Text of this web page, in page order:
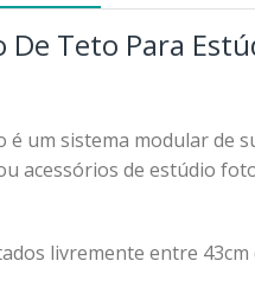
Teto Para
um sistema modular de
acessórios de estúdio
livremente entre